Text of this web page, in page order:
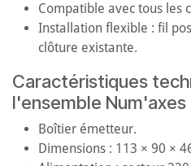
Compatible avec tous les
Installation flexible : fil
clôture existante.
Caractéristiques
l'ensemble Num'axes
Boîtier émetteur.
Dimensions : 113 × 90 ×